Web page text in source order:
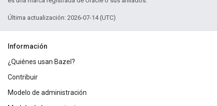
Última actualización: 2026-07-14 (UTC)
Información
¿Quiénes usan Bazel?
Contribuir
Modelo de administración